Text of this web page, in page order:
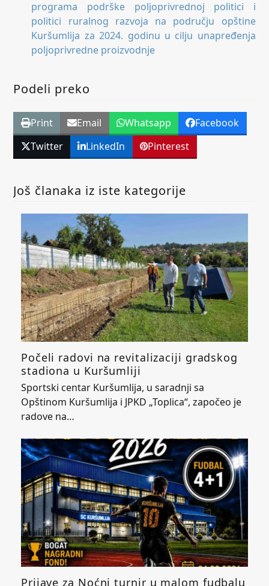
programa podrške poljoprivrednoj politici i
politici ruralnog razvoja na području opštine
Kuršumlija za 2024. godinu u cilju unapređenja
poljoprivredne proizvodnje
Podeli preko
Print Email Whatsapp
Facebook
Twitter
LinkedIn Pinterest
Još članaka iz iste kategorije
Počeli radovi na revitalizaciji gradskog
stadiona u Kuršumliji
Sportski centar Kuršumlija, u saradnji sa
Opštinom Kuršumlija i JPKD „Toplica“, započeo je
radove na…
Prijave za Noćni turnir u malom fudbalu